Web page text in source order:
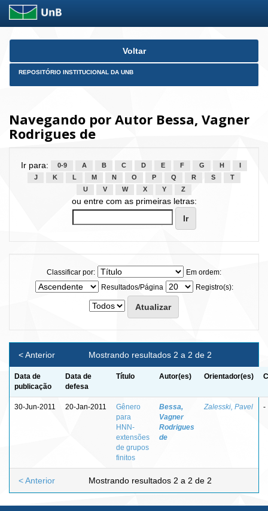
Skip
Voltar
REPOSITÓRIO INSTITUCIONAL DA UNB
Navegando por Autor Bessa, Vagner
Rodrigues de
Ir para: 0-9 A B C D E F G H
J
K L M N O P Q R S
T
U
V W X Y Z
ou entre com as primeiras letras:
Classificar por:
Em ordem:
Resultados/Página
Registro(s):
Mostrando resultados 2 a 2 de 2
< Anterior
Data de
publicação
Data de
defesa
Título Autor(es) Orientador(es)
30-Jun-2011 20-Jan-2011
Gênero
para
HNN-
extensões
de grupos
finitos
Bessa,
Vagner
Rodrigues
de
Zalesski, Pavel -
Mostrando resultados 2 a 2 de 2
< Anterior